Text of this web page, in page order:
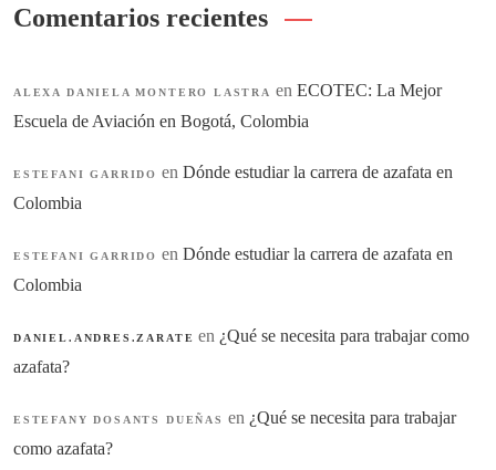
Comentarios recientes
ALEXA DANIELA MONTERO LASTRA en ECOTEC: La Mejor
Escuela de Aviación en Bogotá, Colombia
ESTEFANI GARRIDO enDónde estudiar la carrera de azafata en
Colombia
ESTEFANI GARRIDO enDónde estudiar la carrera de azafata en
Colombia
DANIEL.ANDRES.ZARATE en ¿Qué se necesita para trabajar como
azafata?
ESTEFANY DOSANTS DUEÑAS en ¿Qué se necesita para trabajar
como azafata?